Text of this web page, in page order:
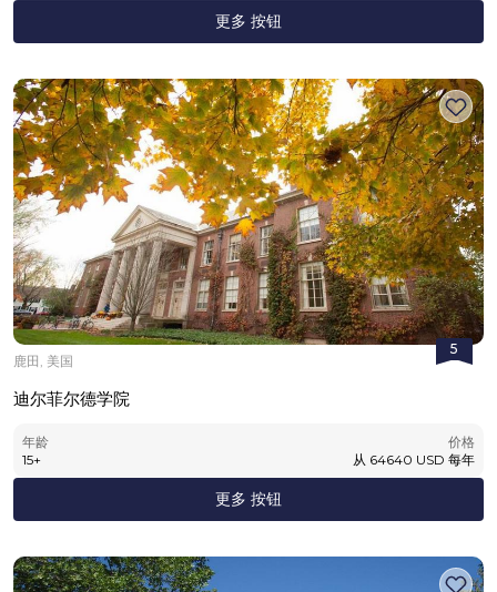
更多 按钮
5
鹿田, 美国
迪尔菲尔德学院
年龄
15+
价格
从 64640 USD 每年
更多 按钮